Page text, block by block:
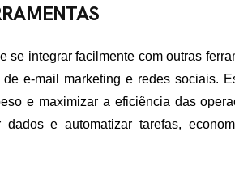
se integrar facilmente com outras
e-mail marketing e redes sociais.
e maximizar a eficiência das
e automatizar tarefas,